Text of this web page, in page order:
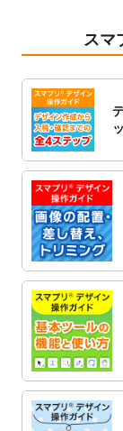
2023/1/13
2023/1/5
2022/12/26
2022/12/16
2022/12/1
2022/11/25
2022/11/25
2022/11/4
2022/10/26
スマ